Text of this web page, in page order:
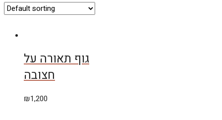
גוף תאורה על
חצובה
₪1,200